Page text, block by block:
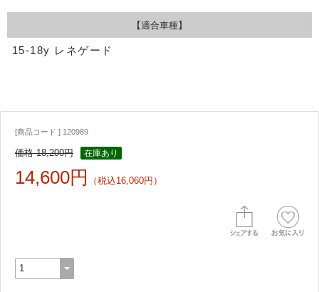
【適合車種】
15-18y レネゲード
[商品コード ] 120989
価格 18,200円 在庫あり
14,600円 （税込16,060円）